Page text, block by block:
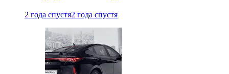
2 года спустя2 года спустя